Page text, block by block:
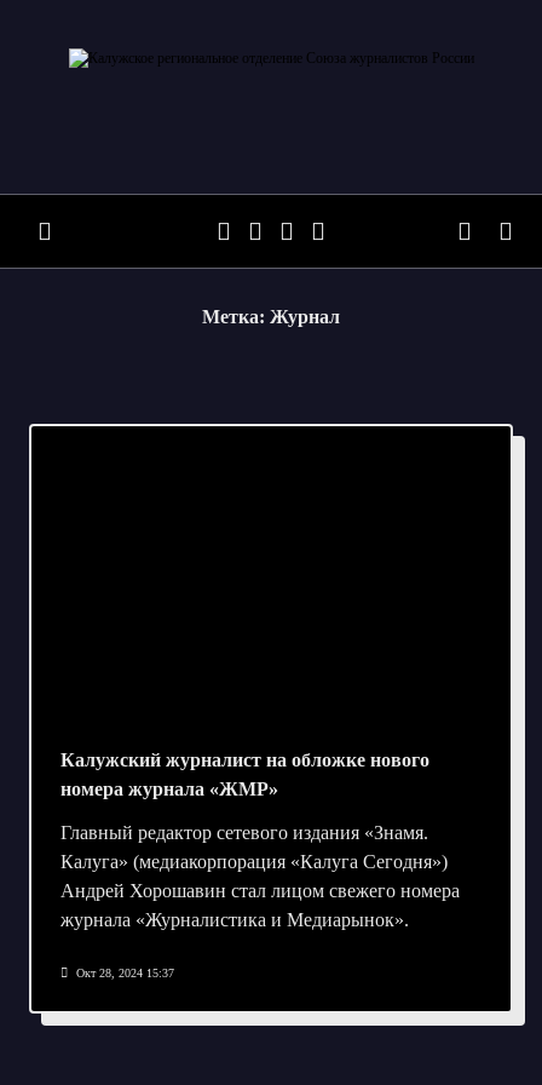
Метка: Журнал
Калужский журналист на обложке нового
номера журнала «ЖМР»
Главный редактор сетевого издания «Знамя.
Калуга» (медиакорпорация «Калуга Сегодня»)
Андрей Хорошавин стал лицом свежего номера
журнала «Журналистика и Медиарынок».
Окт 28, 2024 15:37